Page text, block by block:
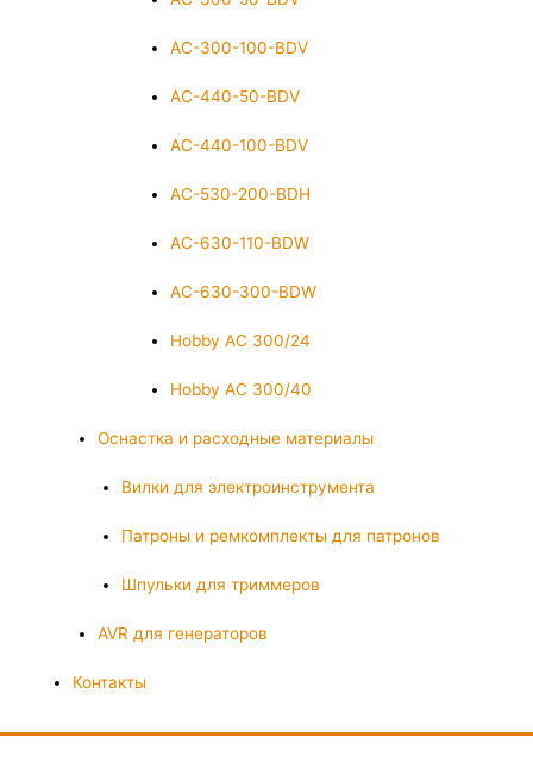
AC-300-100-BDV
AC-440-50-BDV
AC-440-100-BDV
AC-530-200-BDH
AC-630-110-BDW
AC-630-300-BDW
Hobby AC 300/24
Hobby AC 300/40
Оснастка и расходные материалы
Вилки для электроинструмента
Патроны и ремкомплекты для патронов
Шпульки для триммеров
AVR для генераторов
Контакты